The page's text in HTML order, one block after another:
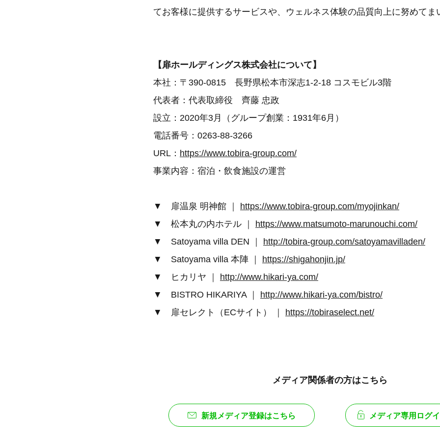
てお客様に提供するサービスや、ウェルネス体験の品質向上に努めてま
【扉ホールディングス株式会社について】
本社：〒390-0815 長野県松本市深志1-2-18 コスモビル3階
代表者：代表取締役 齊藤 忠政
設立：2020年3月（グループ創業：1931年6月）
電話番号：0263-88-3266
URL： https://www.tobira-group.com/
事業内容：宿泊・飲食施設の運営
▼ 扉温泉 明神館 ｜ https://www.tobira-group.com/myojinkan/
▼ 松本丸の内ホテル ｜ https://www.matsumoto-marunouchi.com/
▼ Satoyama villa DEN ｜ http://tobira-group.com/satoyamavilladen/
▼ Satoyama villa 本陣 ｜ https://shigahonjin.jp/
▼ ヒカリヤ ｜ http://www.hikari-ya.com/
▼ BISTRO HIKARIYA ｜ http://www.hikari-ya.com/bistro/
▼ 扉セレクト（ECサイト） ｜ https://tobiraselect.net/
メディア関係者の方はこちら
新規メディア登録はこちら メディア専用ログ